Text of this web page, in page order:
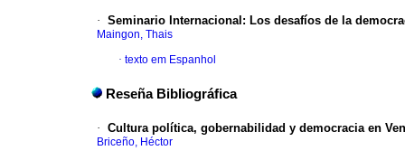
· Seminario Internacional: Los desafíos de la
Maingon, Thais
· texto em Espanhol
Reseña Bibliográfica
· Cultura política, gobernabilidad y democracia en
Briceño, Héctor